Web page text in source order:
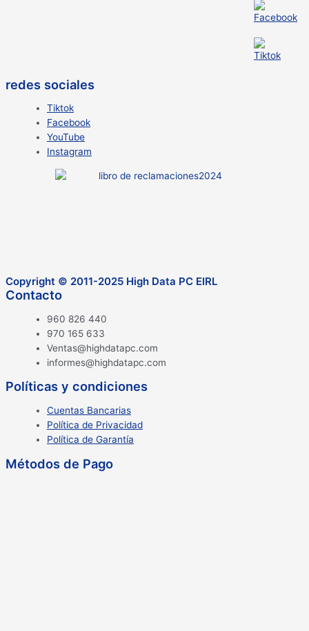
redes sociales
Tiktok
Facebook
YouTube
Instagram
Copyright © 2011-2025 High Data PC EIRL
Contacto
960 826 440
970 165 633
Ventas@highdatapc.com
informes@highdatapc.com
Políticas y condiciones
Cuentas Bancarias
Política de Privacidad
Política de Garantía
Métodos de Pago